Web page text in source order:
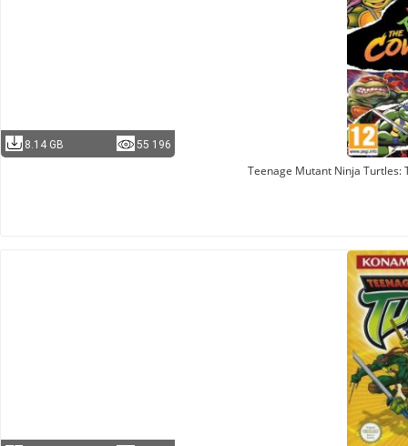
8.14 GB 55 196
Teenage Mutant Ninja Turtles: